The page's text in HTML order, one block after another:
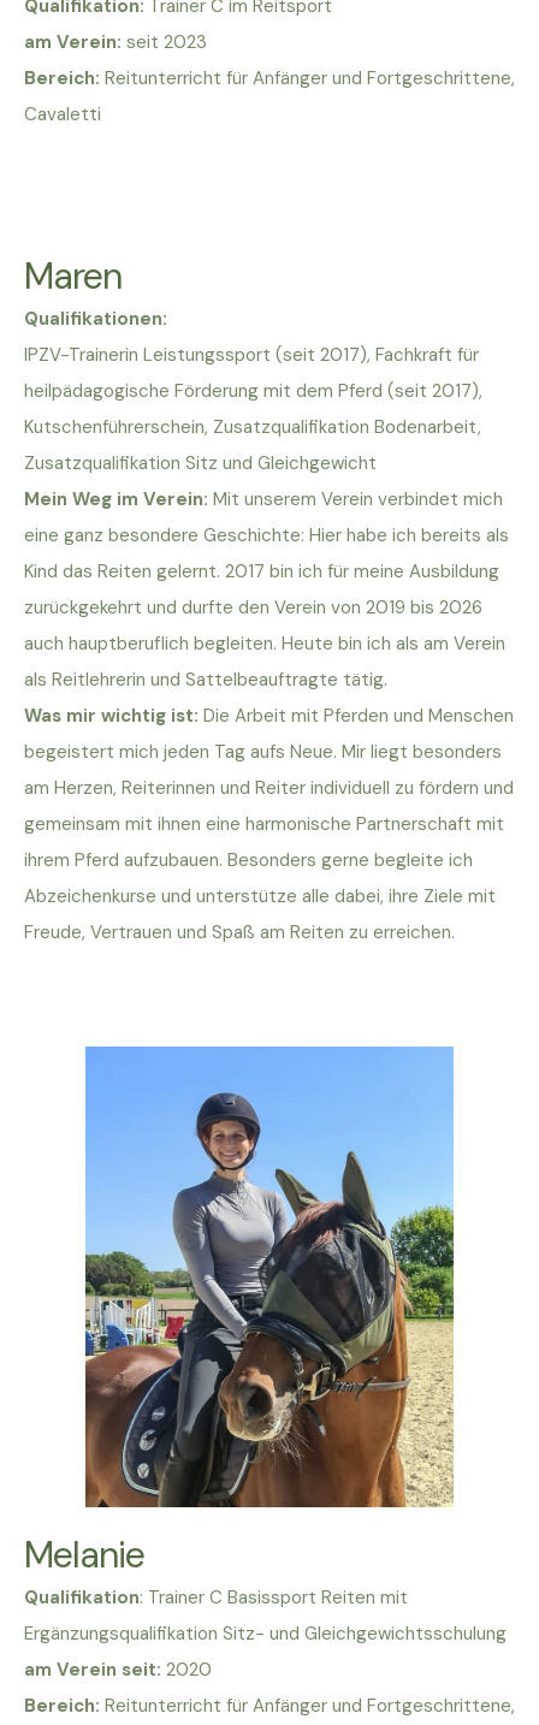
Qualifikation: Trainer C im Reitsport
am Verein: seit 2023
Bereich: Reitunterricht für Anfänger und Fortgeschrittene,
Cavaletti
Maren
Qualifikationen:
IPZV-Trainerin Leistungssport (seit 2017), Fachkraft für
heilpädagogische Förderung mit dem Pferd (seit 2017),
Kutschenführerschein, Zusatzqualifikation Bodenarbeit,
Zusatzqualifikation Sitz und Gleichgewicht
Mein Weg im Verein: Mit unserem Verein verbindet mich
eine ganz besondere Geschichte: Hier habe ich bereits als
Kind das Reiten gelernt. 2017 bin ich für meine Ausbildung
zurückgekehrt und durfte den Verein von 2019 bis 2026
auch hauptberuflich begleiten. Heute bin ich als am Verein
als Reitlehrerin und Sattelbeauftragte tätig.
Was mir wichtig ist: Die Arbeit mit Pferden und Menschen
begeistert mich jeden Tag aufs Neue. Mir liegt besonders
am Herzen, Reiterinnen und Reiter individuell zu fördern und
gemeinsam mit ihnen eine harmonische Partnerschaft mit
ihrem Pferd aufzubauen. Besonders gerne begleite ich
Abzeichenkurse und unterstütze alle dabei, ihre Ziele mit
Freude, Vertrauen und Spaß am Reiten zu erreichen.
Melanie
Qualifikation: Trainer C Basissport Reiten mit
Ergänzungsqualifikation Sitz- und Gleichgewichtsschulung
am Verein seit: 2020
Bereich: Reitunterricht für Anfänger und Fortgeschrittene,